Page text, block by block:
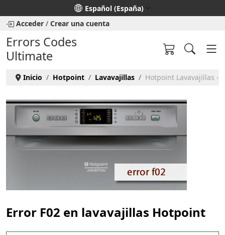
Seleccione su idioma
Español (España)
Acceder / Crear una cuenta
Errors Codes
Ultimate
Inicio Hotpoint Lavavajillas Hotpoint Lavavajillas -
Error F02 en lavavajillas Hotpoint